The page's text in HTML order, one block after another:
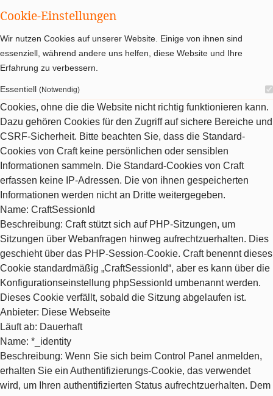
Cookie-Einstellungen
Wir nutzen Cookies auf unserer Website. Einige von ihnen sind
essenziell, während andere uns helfen, diese Website und Ihre
Erfahrung zu verbessern.
Essentiell (Notwendig)
Cookies, ohne die die Website nicht richtig funktionieren kann.
Dazu gehören Cookies für den Zugriff auf sichere Bereiche und
CSRF-Sicherheit. Bitte beachten Sie, dass die Standard-
Cookies von Craft keine persönlichen oder sensiblen
Informationen sammeln. Die Standard-Cookies von Craft
erfassen keine IP-Adressen. Die von ihnen gespeicherten
Informationen werden nicht an Dritte weitergegeben.
Name: CraftSessionId
Beschreibung: Craft stützt sich auf PHP-Sitzungen, um
Sitzungen über Webanfragen hinweg aufrechtzuerhalten. Dies
geschieht über das PHP-Session-Cookie. Craft benennt dieses
Cookie standardmäßig „CraftSessionId“, aber es kann über die
Konfigurationseinstellung phpSessionId umbenannt werden.
Dieses Cookie verfällt, sobald die Sitzung abgelaufen ist.
Anbieter: Diese Webseite
Läuft ab: Dauerhaft
Name: *_identity
Beschreibung: Wenn Sie sich beim Control Panel anmelden,
erhalten Sie ein Authentifizierungs-Cookie, das verwendet
wird, um Ihren authentifizierten Status aufrechtzuerhalten. Dem